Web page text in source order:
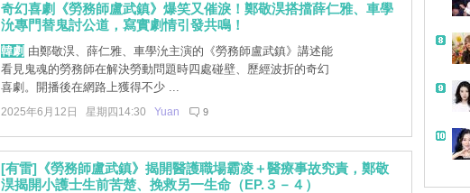
奇幻喜劇《勞務師盧武鎮》爆笑又催淚！鄭敬淏搭擋薛仁雅、車學
沇專門替鬼討公道，寫實劇情引發共鳴！
韓劇 由鄭敬淏、薛仁雅、車學沇主演的《勞務師盧武鎮》講述能
看見鬼魂的勞務師在解決勞動問題時四處碰壁、歷經波折的奇幻
喜劇。開播後在網路上獲得不少 ...
2025年6月12日 星期四14:30 Yuan 9
[有雷]《勞務師盧武鎮》揭開醫護職場霸凌＋醫療事故究責，鄭敬
淏揭開小護士生前苦楚、挽救另一生命（EP.３－４）